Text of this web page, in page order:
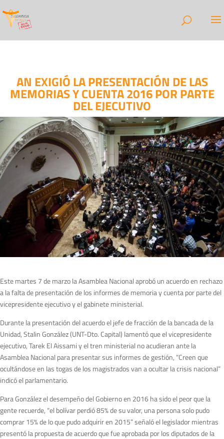
AN EXIGIÓ LA PRESENTACIÓN DE LAS
MEMORIAS Y CUENTA 2016 POR PARTE
DEL EJECUTIVO
Este martes 7 de marzo la Asamblea Nacional aprobó un acuerdo en rechazo
a la falta de presentación de los informes de memoria y cuenta por parte del
vicepresidente ejecutivo y el gabinete ministerial.
Durante la presentación del acuerdo el jefe de fracción de la bancada de la
Unidad, Stalin González (UNT-Dto. Capital) lamentó que el vicepresidente
ejecutivo, Tarek El Aissami y el tren ministerial no acudieran ante la
Asamblea Nacional para presentar sus informes de gestión, “Creen que
ocultándose en las togas de los magistrados van a ocultar la crisis nacional”
indicó el parlamentario.
Para González el desempeño del Gobierno en 2016 ha sido el peor que la
gente recuerde, “el bolívar perdió 85% de su valor, una persona solo pudo
comprar 15% de lo que pudo adquirir en 2015” señaló el legislador mientras
presentó la propuesta de acuerdo que fue aprobada por los diputados de la